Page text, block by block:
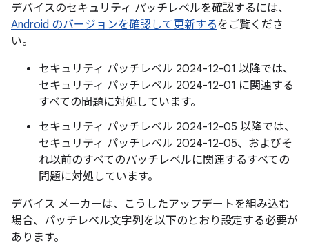
デバイスのセキュリティ パッチレベルを確認するには、
Android のバージョンを確認して更新するをご覧くださ
い。
セキュリティ パッチレベル 2024-12-01 以降では、
セキュリティ パッチレベル 2024-12-01 に関連する
すべての問題に対処しています。
セキュリティ パッチレベル 2024-12-05 以降では、
セキュリティ パッチレベル 2024-12-05、およびそ
れ以前のすべてのパッチレベルに関連するすべての
問題に対処しています。
デバイス メーカーは、こうしたアップデートを組み込む
場合、パッチレベル文字列を以下のとおり設定する必要が
あります。